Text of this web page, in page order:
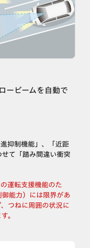
ービームを自動で
抑制機能」、「近距
て「踏み間違い衝突
運転支援機能のた
能力）には限界があ
つねに周囲の状況に
。